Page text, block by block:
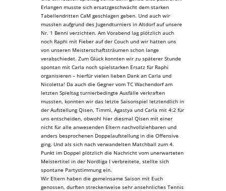
Erlangen musste sich ersatzgeschwächt dem starken
Tabellendritten CaM geschlagen geben. Und auch wir
mussten aufgrund des Jugendturniers in Altdorf auf unsere
Nr. 1 Benni verzichten. Am Vorabend lag plötzlich auch
noch Raphi mit Fieber auf der Couch und wir hatten uns
von unseren Meisterschaftsträumen schon lange
verabschiedet. Zum Glück konnten wir zu späterer Stunde
spontan mit Carla noch spielstarken Ersatz für Raphi
organisieren – hierfür vielen lieben Dank an Carla und
Nicoletta! Da auch die Gegner vom TC Wachendorf am
letzten Spieltag turnierbedingte Ausfälle verkraften
mussten, konnten wir das letzte Saisonspiel letztendlich in
der Aufstellung Qisen, Timmi, Agastya und Carla mit 4:2 für
uns entscheiden, obwohl hier diesmal Qisen mit einer
nicht für alle anwesenden Eltern nachvollziehbaren und
anders besprochenen Doppelaufstellung in die Offensive
ging. Und als sich nach verwandelten Matchball zum 4.
Punkt im Doppel plötzlich die Nachricht vom unerwarteten
Meistertitel in der Nordliga I verbreitete, stellte sich
spontane Partystimmung ein.
Wir Eltern haben die gemeinsame Saison mit Euch
genossen, durften streckenweise sehr ansehnliches Tennis